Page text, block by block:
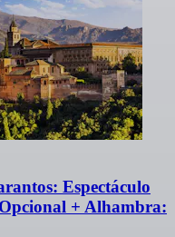
Espectáculo
+ Alhambra: